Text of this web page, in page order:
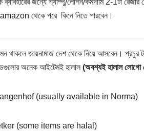
ব্যাবহারের জন্যে শ্যাম্পু/লোশন/কমদামি 2-1টা
থেকে পরে কিনে নিতে পারবেন।
মন থাকলে জায়নামাজ দেশ থেকে নিয়ে আসবেন।
অনেক আইটেমই হালাল (অবশ্যই হালাল লোগো
(usually available in Norma)
(some items are halal)